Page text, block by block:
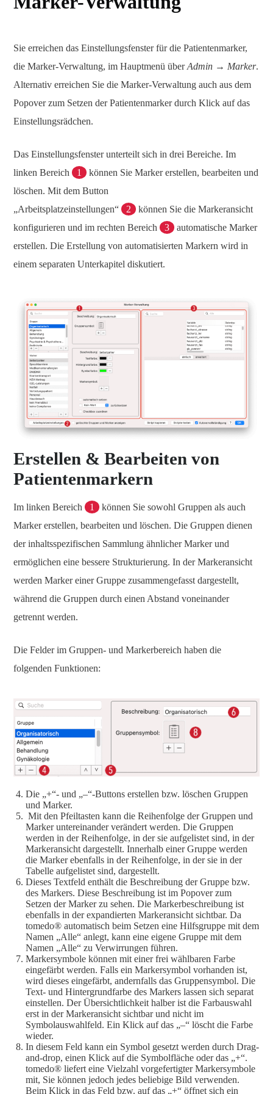
Sie erreichen das Einstellungsfenster für die Patientenmarker,
die Marker-Verwaltung, im Hauptmenü überAdmin → Marker.
Alternativ erreichen Sie die Marker-Verwaltung auch aus dem
Popover zum Setzen der Patientenmarker durch Klick auf das
Einstellungsrädchen.
Das Einstellungsfenster unterteilt sich in drei Bereiche. Im
linken Bereich
1
können Sie Marker erstellen, bearbeiten und
löschen. Mit dem Button
„Arbeitsplatzeinstellungen“
2
können Sie die Markeransicht
konfigurieren und im rechten Bereich
3
automatische Marker
erstellen. Die Erstellung von automatisierten Markern wird in
einem separaten Unterkapitel diskutiert.
Erstellen & Bearbeiten von
Patientenmarkern
Im linken Bereich 1
können Sie sowohl Gruppen als auch
Marker erstellen, bearbeiten und löschen. Die Gruppen dienen
der inhaltsspezifischen Sammlung ähnlicher Marker und
ermöglichen eine bessere Strukturierung. In der Markeransicht
werden Marker einer Gruppe zusammengefasst dargestellt,
während die Gruppen durch einen Abstand voneinander
getrennt werden.
Die Felder im Gruppen- und Markerbereich haben die
folgenden Funktionen:
Die „+“- und „–“-Buttons erstellen bzw. löschen Gruppen
und Marker.
Mit den Pfeiltasten kann die Reihenfolge der Gruppen und
Marker untereinander verändert werden. Die Gruppen
werden in der Reihenfolge, in der sie aufgelistet sind, in der
Markeransicht dargestellt. Innerhalb einer Gruppe werden
die Marker ebenfalls in der Reihenfolge, in der sie in der
Tabelle aufgelistet sind, dargestellt.
Dieses Textfeld enthält die Beschreibung der Gruppe bzw.
des Markers. Diese Beschreibung ist im Popover zum
Setzen der Marker zu sehen. Die Markerbeschreibung ist
ebenfalls in der expandierten Markeransicht sichtbar. Da
tomedo® automatisch beim Setzen eine Hilfsgruppe mit dem
Namen „Alle“ anlegt, kann eine eigene Gruppe mit dem
Namen „Alle“ zu Verwirrungen führen.
Markersymbole können mit einer frei wählbaren Farbe
eingefärbt werden. Falls ein Markersymbol vorhanden ist,
wird dieses eingefärbt, andernfalls das Gruppensymbol. Die
Text- und Hintergrundfarbe des Markers lassen sich separat
einstellen. Der Übersichtlichkeit halber ist die Farbauswahl
erst in der Markeransicht sichtbar und nicht im
Symbolauswahlfeld. Ein Klick auf das „–“ löscht die Farbe
wieder.
In diesem Feld kann ein Symbol gesetzt werden durch Drag-
and-drop, einen Klick auf die Symbolfläche oder das „+“.
tomedo® liefert eine Vielzahl vorgefertigter Markersymbole
mit, Sie können jedoch jedes beliebige Bild verwenden.
Beim Klick in das Feld bzw. auf das „+“ öffnet sich ein